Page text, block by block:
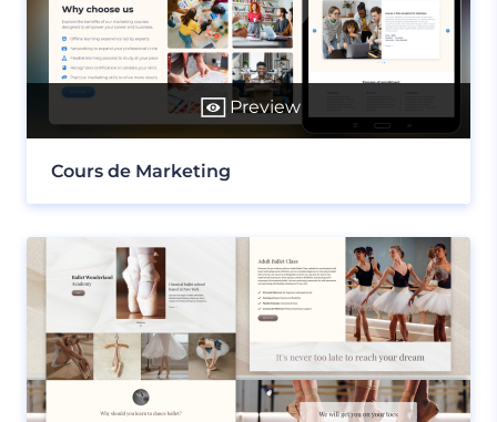
Preview
Cours de Marketing